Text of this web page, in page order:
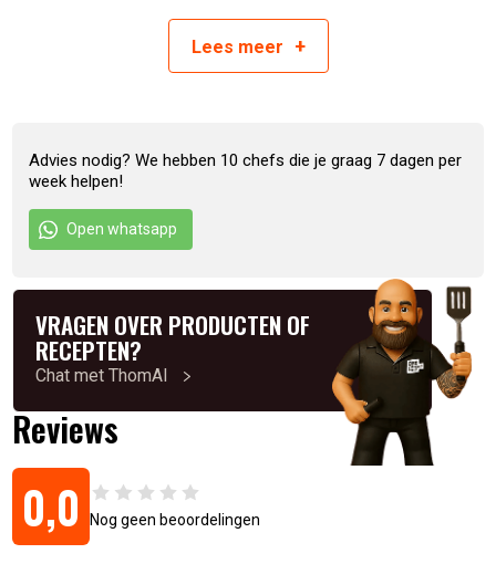
Om de smaak van ketjap manis te benaderen, kun je 60%
ketjap poeder en 40% water gebruiken.
200 gram ketjap poeder Aroma (mais, soja)
Artikelnummer: 8720153471947
Lees meer +
Advies nodig? We hebben 10 chefs die je graag 7 dagen per
week helpen!
Open whatsapp
VRAGEN OVER PRODUCTEN OF
RECEPTEN?
Chat met ThomAI
Reviews
0,0 Nog geen beoordelingen